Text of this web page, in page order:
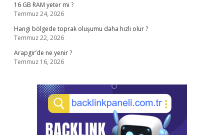
16 GB RAM yeter mi ?
Temmuz 24, 2026
Hangi bölgede toprak oluşumu daha hızlı olur ?
Temmuz 22, 2026
Arapgir’de ne yenir ?
Temmuz 16, 2026